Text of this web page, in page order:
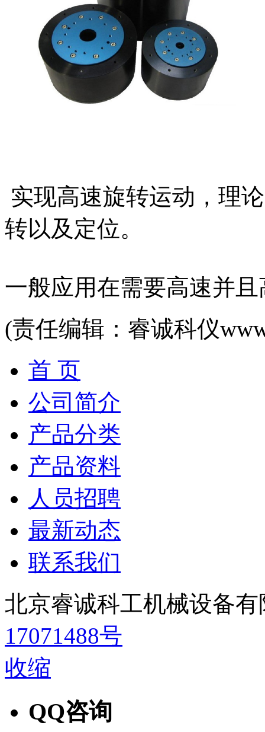
实现高速旋转运动，理
转以及定位。
一般应用在需要高速并
(责任编辑：睿诚科仪
首 页
公司简介
产品分类
产品资料
人员招聘
最新动态
联系我们
北京睿诚科工机械设备
17071488号
收缩
QQ咨询